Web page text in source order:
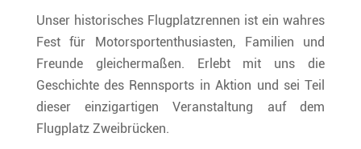
Unser historisches Flugplatzrennen ist ein wahres
Fest für Motorsportenthusiasten, Familien und
Freunde gleichermaßen. Erlebt mit uns die
Geschichte des Rennsports in Aktion und sei Teil
dieser einzigartigen Veranstaltung auf dem
Flugplatz Zweibrücken.